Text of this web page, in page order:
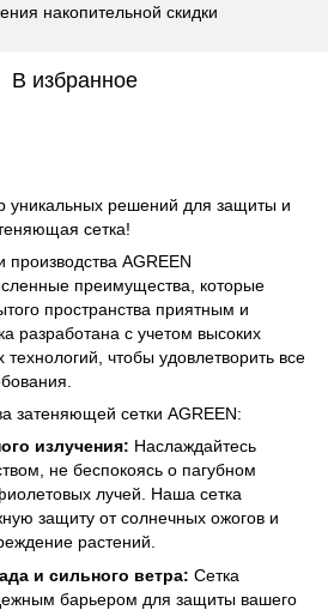
накопительной скидки
В избранное
уникальных решений для защиты и
сетка!
AGREEN
преимущества, которые
пространства приятным и
разработана с учетом высоких
чтобы удовлетворить все
затеняющей сетки AGREEN:
излучения: Наслаждайтесь
не беспокоясь о пагубном
лучей. Наша сетка
защиту от солнечных ожогов и
растений.
и сильного ветра: Сетка
барьером для защиты вашего